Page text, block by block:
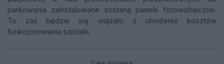
parkowania zainstalowane zostaną panele fotowoltaiczne.
To zaś będzie się wiązało z obniżenie kosztów
funkcjonowania szpitala.